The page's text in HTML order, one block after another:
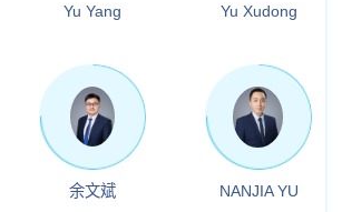
Yu Yang Yu Xudong
余文斌 NANJIA YU